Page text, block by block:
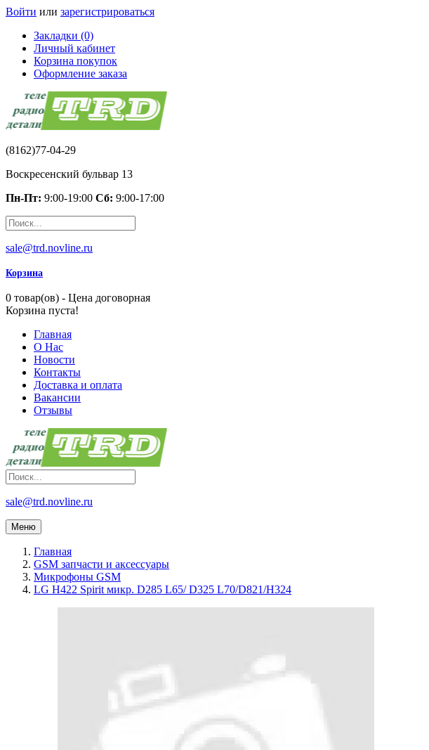
Войти или зарегистрироваться
Закладки (0)
Личный кабинет
Корзина покупок
Оформление заказа
(8162)77-04-29
Воскресенский бульвар 13
Пн-Пт: 9:00-19:00 Сб: 9:00-17:00
sale@trd.novline.ru
Корзина
0 товар(ов) - Цена договорная
Корзина пуста!
Главная
О Нас
Новости
Контакты
Доставка и оплата
Вакансии
Отзывы
sale@trd.novline.ru
Меню
Главная
GSM запчасти и аксессуары
Микрофоны GSM
LG H422 Spirit микр. D285 L65/ D325 L70/D821/H324